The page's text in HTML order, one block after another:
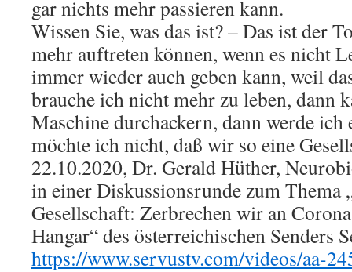
gar nichts mehr passieren kann.
Wissen Sie, was das ist? – Das ist der
mehr auftreten können, wenn es nicht
immer wieder auch geben kann, weil
brauche ich nicht mehr zu leben, dann
Maschine durchackern, dann werde
möchte ich nicht, daß wir so eine
22.10.2020, Dr. Gerald Hüther,
in einer Diskussionsrunde zum Thema
Gesellschaft: Zerbrechen wir an
Hangar“ des österreichischen Senders
https://www.servustv.com/videos/aa-